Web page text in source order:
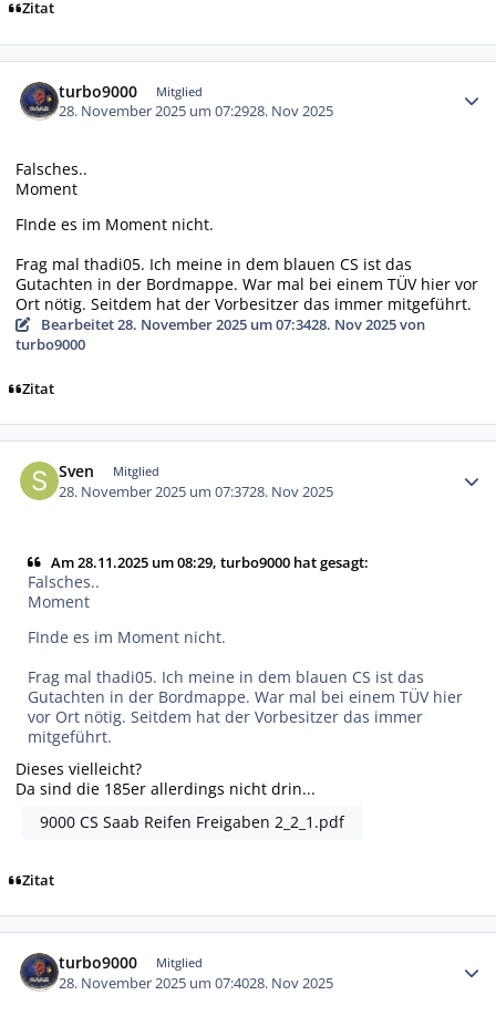
Zitat
turbo9000 Mitglied
28. November 2025 um 07:2928. Nov 2025
Falsches..
Moment
FInde es im Moment nicht.
Frag mal thadi05. Ich meine in dem blauen CS ist das
Gutachten in der Bordmappe. War mal bei einem TÜV hier vor
Ort nötig. Seitdem hat der Vorbesitzer das immer mitgeführt.
Bearbeitet28. November 2025 um 07:3428. Nov 2025von
turbo9000
Zitat
Sven Mitglied
28. November 2025 um 07:3728. Nov 2025
Am 28.11.2025 um 08:29, turbo9000 hat gesagt:
Falsches..
Moment
FInde es im Moment nicht.
Frag mal thadi05. Ich meine in dem blauen CS ist das
Gutachten in der Bordmappe. War mal bei einem TÜV hier
vor Ort nötig. Seitdem hat der Vorbesitzer das immer
mitgeführt.
Dieses vielleicht?
Da sind die 185er allerdings nicht drin...
9000 CS Saab Reifen Freigaben 2_2_1.pdf
Zitat
turbo9000 Mitglied
28. November 2025 um 07:4028. Nov 2025